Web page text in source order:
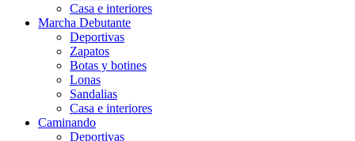
Casa e interiores
Marcha Debutante
Deportivas
Zapatos
Botas y botines
Lonas
Sandalias
Casa e interiores
Caminando
Deportivas